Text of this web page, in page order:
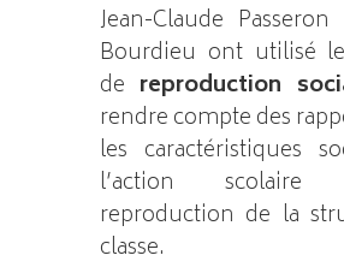
Jean-Claude
Bourdieu ont utilisé
de reproduction
rendre compte des
les caractéristiques
l’action
reproduction de la
classe.